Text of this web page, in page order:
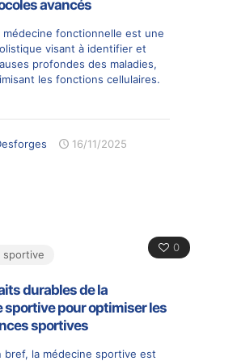
avancés
médecine fonctionnelle est une
visant à identifier et
profondes des maladies,
les fonctions cellulaires.
16/11/2025
0
sportive
durables de la
sportive pour optimiser les
sportives
bref, la médecine sportive est